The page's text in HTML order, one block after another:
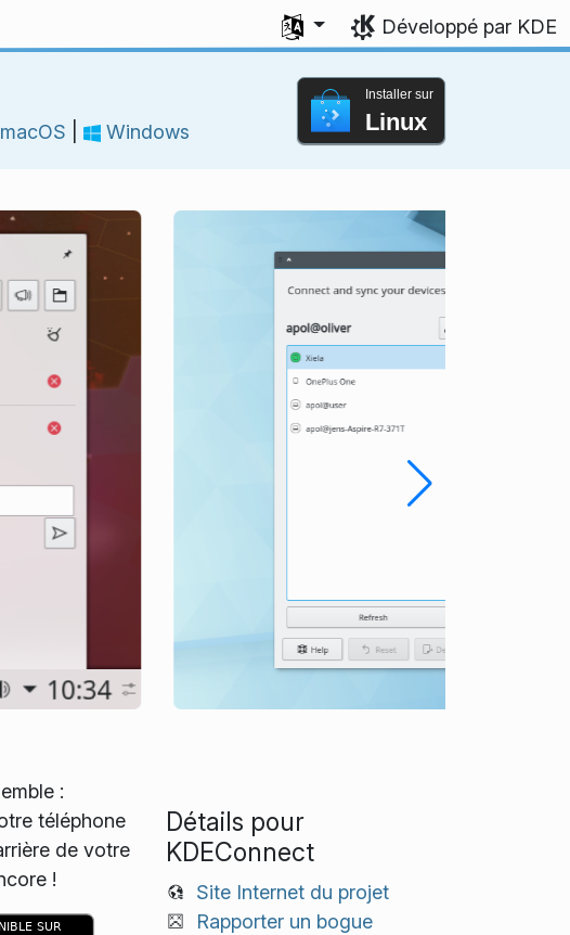
Sélectionner votre langue
Développé par KDE
Windows
Installer sur
Linux
:
téléphone
de votre
!
Détails pour
KDEConnect
Site Internet du projet
Rapporter un bogue